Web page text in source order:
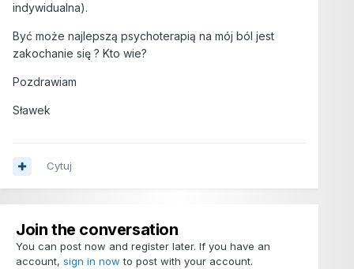
indywidualna).
Być może najlepszą psychoterapią na mój ból jest
zakochanie się ? Kto wie?
Pozdrawiam
Sławek
Cytuj
Join the conversation
You can post now and register later. If you have an
account, sign in now to post with your account.